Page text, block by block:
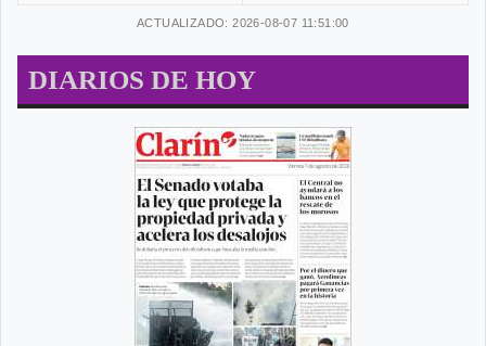
ACTUALIZADO: 2026-08-07 11:51:00
DIARIOS DE HOY